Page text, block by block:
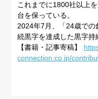
これまでに1800社以上
台を保っている。
2024年7月、「24歳で
続黒字を達成した黒字持
【書籍・記事寄稿】
connection.co.jp/